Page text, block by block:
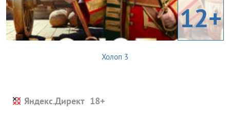
12+
Холоп 3
Яндекс.Директ